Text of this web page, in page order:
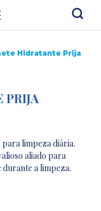
Hidratante Prija
PRIJA
limpeza diária.
aliado para
a limpeza.